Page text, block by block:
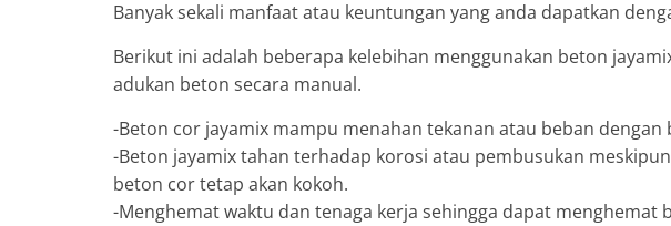
Banyak sekali manfaat atau keuntungan yang anda dapatkan
Berikut ini adalah beberapa kelebihan menggunakan beton
adukan beton secara manual.
-Beton cor jayamix mampu menahan tekanan atau beban dengan
-Beton jayamix tahan terhadap korosi atau pembusukan
beton cor tetap akan kokoh.
-Menghemat waktu dan tenaga kerja sehingga dapat menghemat